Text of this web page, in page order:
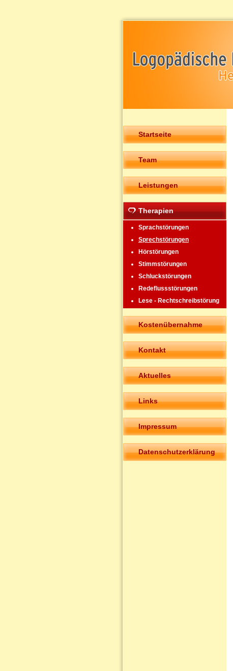
Startseite
Team
Leistungen
Therapien
Sprachstörungen
Sprechstörungen
Hörstörungen
Stimmstörungen
Schluckstörungen
Redeflussstörungen
Lese - Rechtschreibstörung
Kostenübernahme
Kontakt
Aktuelles
Links
Impressum
Datenschutzerklärung